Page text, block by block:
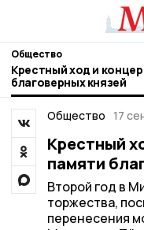
Общество
Крестный ход и
благоверных князей
Общество 17
Крестный
памяти
Второй год в
торжества,
перенесения